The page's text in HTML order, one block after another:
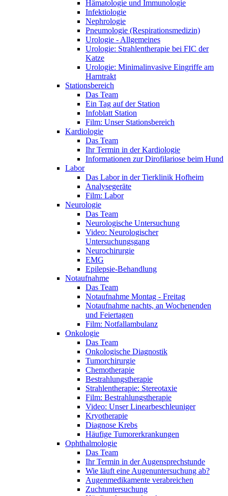
Hämatologie und Immunologie
Infektiologie
Nephrologie
Pneumologie (Respirationsmedizin)
Urologie - Allgemeines
Urologie: Strahlentherapie bei FIC der
Katze
Urologie: Minimalinvasive Eingriffe am
Harntrakt
Stationsbereich
Das Team
Ein Tag auf der Station
Infoblatt Station
Film: Unser Stationsbereich
Kardiologie
Das Team
Ihr Termin in der Kardiologie
Informationen zur Dirofilariose beim Hund
Labor
Das Labor in der Tierklinik Hofheim
Analysegeräte
Film: Labor
Neurologie
Das Team
Neurologische Untersuchung
Video: Neurologischer
Untersuchungsgang
Neurochirurgie
EMG
Epilepsie-Behandlung
Notaufnahme
Das Team
Notaufnahme Montag - Freitag
Notaufnahme nachts, an Wochenenden
und Feiertagen
Film: Notfallambulanz
Onkologie
Das Team
Onkologische Diagnostik
Tumorchirurgie
Chemotherapie
Bestrahlungstherapie
Strahlentherapie: Stereotaxie
Film: Bestrahlungstherapie
Video: Unser Linearbeschleuniger
Kryotherapie
Diagnose Krebs
Häufige Tumorerkrankungen
Ophthalmologie
Das Team
Ihr Termin in der Augensprechstunde
Wie läuft eine Augenuntersuchung ab?
Augenmedikamente verabreichen
Zuchtuntersuchung